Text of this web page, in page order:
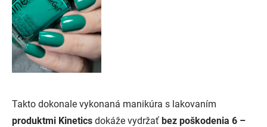
Takto dokonale vykonaná manikúra s lakovaním
produktmi Kinetics dokáže vydržať bez poškodenia 6 –